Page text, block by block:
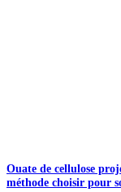
Ouate de cellulose
méthode choisir pour